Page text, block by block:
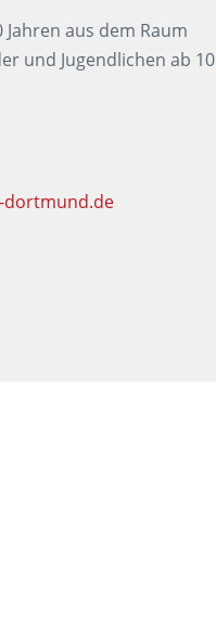
aus dem Raum
und Jugendlichen ab 10
dortmund.de